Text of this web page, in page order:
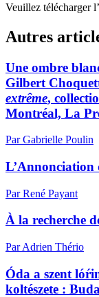
Veuillez télécharger
Autres
Une ombre
Gilbert
extrême,
Montréal, La
Par Gabrielle Poulin
L’Annonciation
Par René Payant
À la recherche
Par Adrien Thério
Óda a szent
koltészete : B